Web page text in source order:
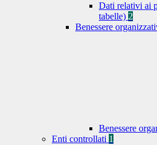
Dati relativi ai
tabelle) 2
Benessere
Benessere
Enti controllati 1